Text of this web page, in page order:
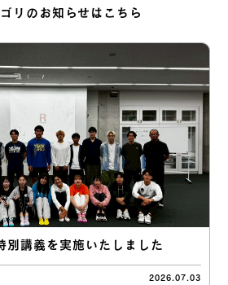
リのお知らせはこちら
別講義を実施いたしました
2026.07.03